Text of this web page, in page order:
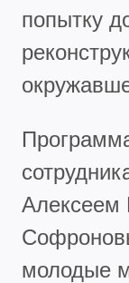
попытку
Алексеем
молодые